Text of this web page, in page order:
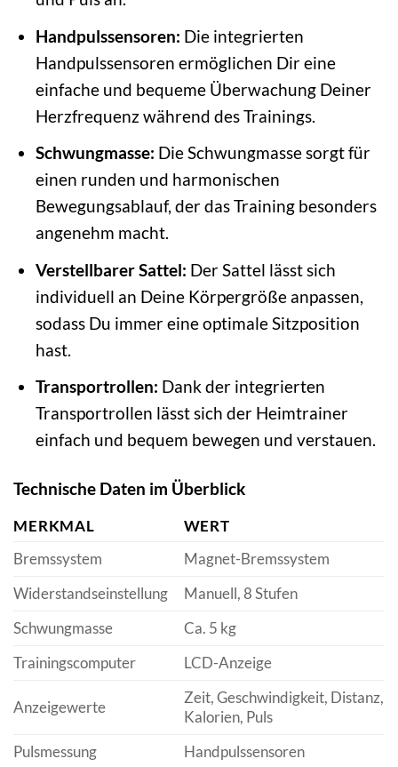
Handpulssensoren: Die integrierten
Handpulssensoren ermöglichen Dir eine
einfache und bequeme Überwachung Deiner
Herzfrequenz während des Trainings.
Schwungmasse: Die Schwungmasse sorgt für
einen runden und harmonischen
Bewegungsablauf, der das Training besonders
angenehm macht.
Verstellbarer Sattel: Der Sattel lässt sich
individuell an Deine Körpergröße anpassen,
sodass Du immer eine optimale Sitzposition
hast.
Transportrollen: Dank der integrierten
Transportrollen lässt sich der Heimtrainer
einfach und bequem bewegen und verstauen.
Technische Daten im Überblick
MERKMAL
WERT
Bremssystem
Magnet-Bremssystem
Widerstandseinstellung
Manuell, 8 Stufen
Schwungmasse
Ca. 5 kg
Trainingscomputer
LCD-Anzeige
Anzeigewerte
Zeit, Geschwindigkeit, Distanz,
Kalorien, Puls
Pulsmessung
Handpulssensoren